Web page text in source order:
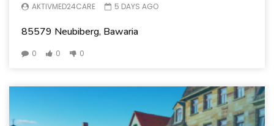
AKTIVMED24CARE 5 DAYS AGO
85579 Neubiberg, Bawaria
0 0 0